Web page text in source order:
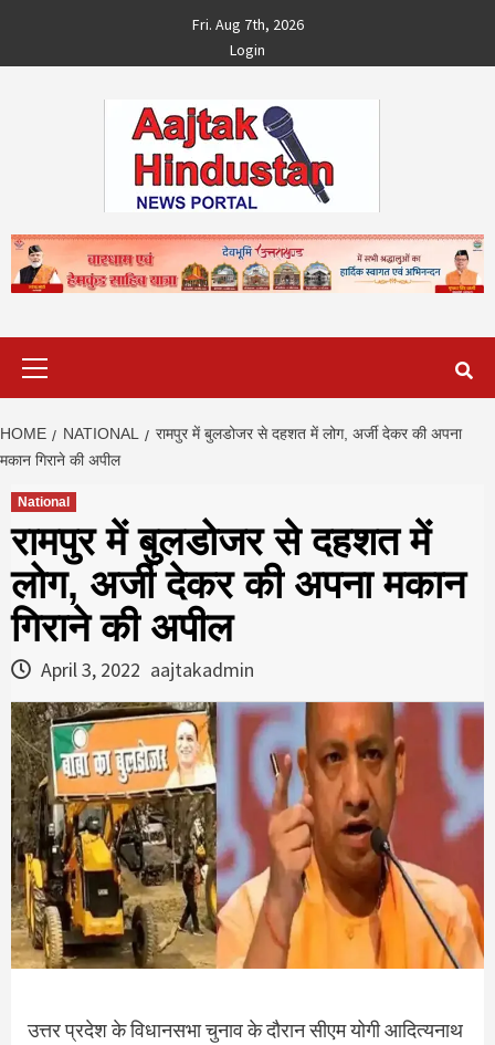
content
Fri. Aug 7th, 2026
Login
HOME NATIONAL
रामपुर में बुलडोजर से दहशत में लोग, अर्जी देकर की अपना
मकान गिराने की अपील
National
रामपुर में बुलडोजर से दहशत में
लोग, अर्जी देकर की अपना मकान
गिराने की अपील
April 3, 2022 aajtakadmin
उत्तर प्रदेश के विधानसभा चुनाव के दौरान सीएम योगी आदित्यनाथ